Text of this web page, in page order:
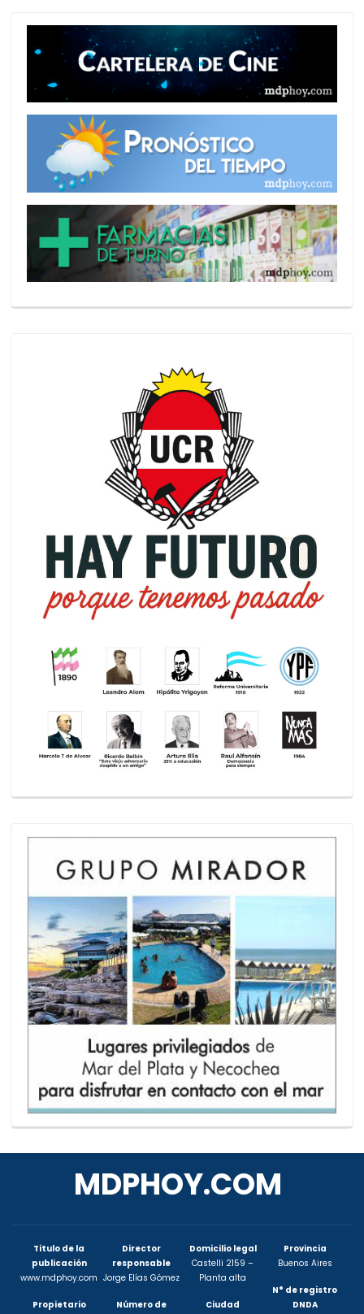
MDPHOY.COM
Titulo de la
publicación
www.mdphoy.com
Propietario
Director
responsable
Jorge Elías Gómez
Número de
Domicilio legal
Castelli 2159 –
Planta alta
Ciudad
Provincia
Buenos Aires
N° de registro
DNDA